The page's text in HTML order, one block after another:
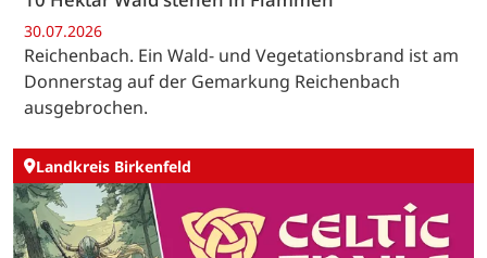
30.07.2026
Reichenbach. Ein Wald- und Vegetationsbrand ist am
Donnerstag auf der Gemarkung Reichenbach
ausgebrochen.
Landkreis Birkenfeld